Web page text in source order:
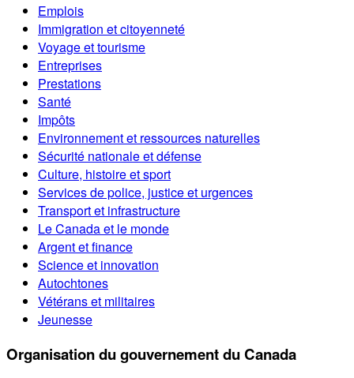
Emplois
Immigration et citoyenneté
Voyage et tourisme
Entreprises
Prestations
Santé
Impôts
Environnement et ressources naturelles
Sécurité nationale et défense
Culture, histoire et sport
Services de police, justice et urgences
Transport et infrastructure
Le Canada et le monde
Argent et finance
Science et innovation
Autochtones
Vétérans et militaires
Jeunesse
Organisation du gouvernement du Canada